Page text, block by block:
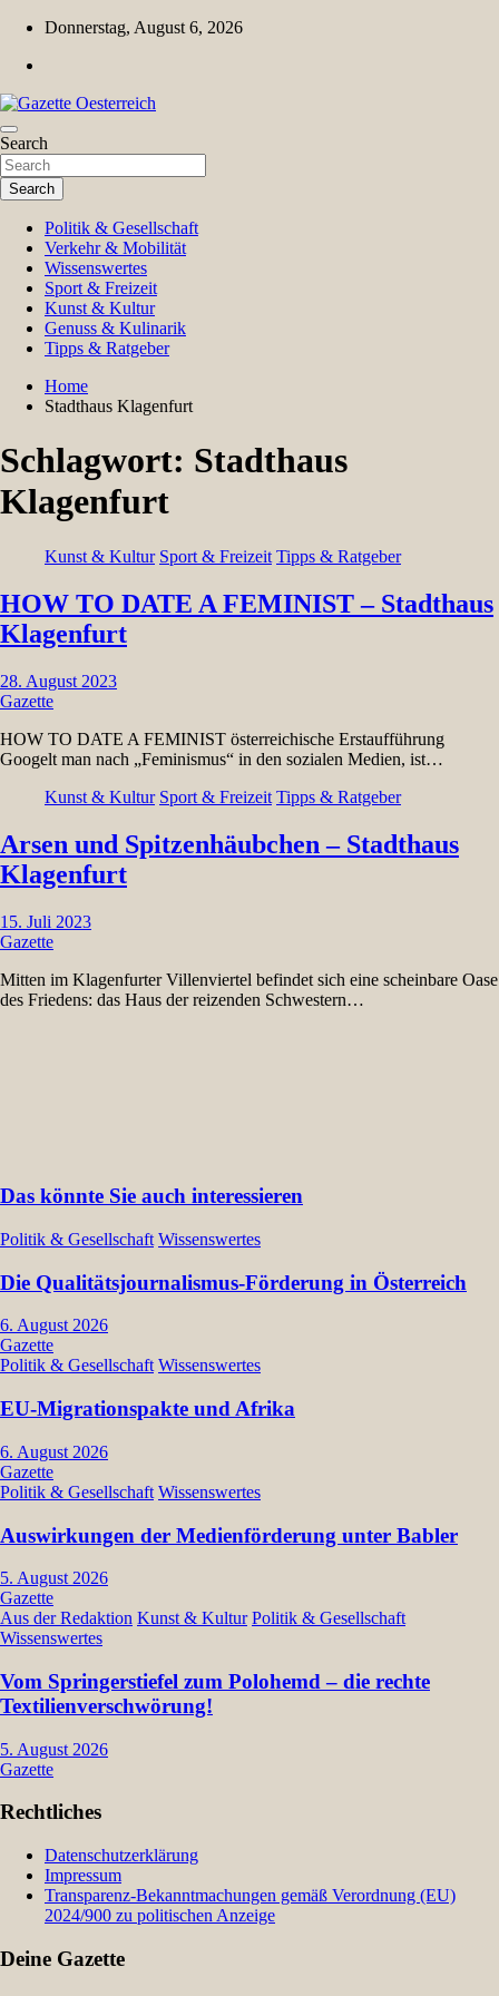
Skip
content
Donnerstag, August 6, 2026
Gazette Oesterreich
Magazin für Freizeit, Politik, Kultur & Wissenschaft
Search
Search
Politik & Gesellschaft
Verkehr & Mobilität
Wissenswertes
Sport & Freizeit
Kunst & Kultur
Genuss & Kulinarik
Tipps & Ratgeber
Home
Stadthaus Klagenfurt
Schlagwort: Stadthaus
Klagenfurt
Kunst & Kultur Sport & Freizeit Tipps & Ratgeber
HOW TO DATE A FEMINIST – Stadthaus
Klagenfurt
28. August 2023
Gazette
HOW TO DATE A FEMINIST österreichische Erstaufführung
Googelt man nach „Feminismus“ in den sozialen Medien, ist…
Kunst & Kultur Sport & Freizeit Tipps & Ratgeber
Arsen und Spitzenhäubchen – Stadthaus
Klagenfurt
15. Juli 2023
Gazette
Mitten im Klagenfurter Villenviertel befindet sich eine scheinbare Oase
des Friedens: das Haus der reizenden Schwestern…
Das könnte Sie auch interessieren
Politik & Gesellschaft Wissenswertes
Die Qualitätsjournalismus-Förderung in Österreich
6. August 2026
Gazette
Politik & Gesellschaft Wissenswertes
EU-Migrationspakte und Afrika
6. August 2026
Gazette
Politik & Gesellschaft Wissenswertes
Auswirkungen der Medienförderung unter Babler
5. August 2026
Gazette
Aus der Redaktion Kunst & Kultur Politik & Gesellschaft
Wissenswertes
Vom Springerstiefel zum Polohemd – die rechte
Textilienverschwörung!
5. August 2026
Gazette
Rechtliches
Datenschutzerklärung
Impressum
Transparenz-Bekanntmachungen gemäß Verordnung (EU)
2024/900 zu politischen Anzeige
Deine Gazette